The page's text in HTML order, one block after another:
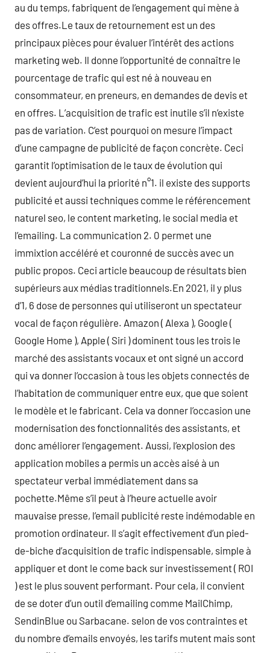
au du temps, fabriquent de l’engagement qui mène à
des offres.Le taux de retournement est un des
principaux pièces pour évaluer l’intérêt des actions
marketing web. Il donne l’opportunité de connaître le
pourcentage de trafic qui est né à nouveau en
consommateur, en preneurs, en demandes de devis et
en offres. L’acquisition de trafic est inutile s’il n’existe
pas de variation. C’est pourquoi on mesure l’impact
d’une campagne de publicité de façon concrète. Ceci
garantit l’optimisation de le taux de évolution qui
devient aujourd’hui la priorité n°1. il existe des supports
publicité et aussi techniques comme le référencement
naturel seo, le content marketing, le social media et
l’emailing. La communication 2. 0 permet une
immixtion accéléré et couronné de succès avec un
public propos. Ceci article beaucoup de résultats bien
supérieurs aux médias traditionnels.En 2021, il y plus
d’1, 6 dose de personnes qui utiliseront un spectateur
vocal de façon régulière. Amazon ( Alexa ), Google (
Google Home ), Apple ( Siri ) dominent tous les trois le
marché des assistants vocaux et ont signé un accord
qui va donner l’occasion à tous les objets connectés de
l’habitation de communiquer entre eux, que que soient
le modèle et le fabricant. Cela va donner l’occasion une
modernisation des fonctionnalités des assistants, et
donc améliorer l’engagement. Aussi, l’explosion des
application mobiles a permis un accès aisé à un
spectateur verbal immédiatement dans sa
pochette.Même s’il peut à l’heure actuelle avoir
mauvaise presse, l’email publicité reste indémodable en
promotion ordinateur. Il s’agit effectivement d’un pied-
de-biche d’acquisition de trafic indispensable, simple à
appliquer et dont le come back sur investissement ( ROI
) est le plus souvent performant. Pour cela, il convient
de se doter d’un outil d’emailing comme MailChimp,
SendinBlue ou Sarbacane. selon de vos contraintes et
du nombre d’emails envoyés, les tarifs mutent mais sont